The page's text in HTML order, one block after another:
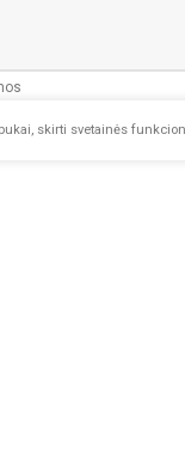
skirti svetainės